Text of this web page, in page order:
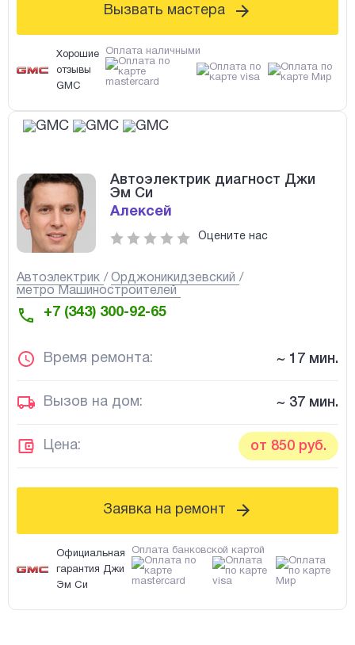
Вызвать мастера
Хорошие
отзывы
GMC
Оплата наличными
Автоэлектрик диагност Джи
Эм Си
Алексей
Оцените нас
Автоэлектрик
Орджоникидзевский
метро Машиностроителей
+7 (343) 300-92-65
Время ремонта: ~ 17 мин.
Вызов на дом: ~ 37 мин.
Цена: от 850 руб.
Заявка на ремонт
Официальная
гарантия Джи
Эм Си
Оплата банковской картой